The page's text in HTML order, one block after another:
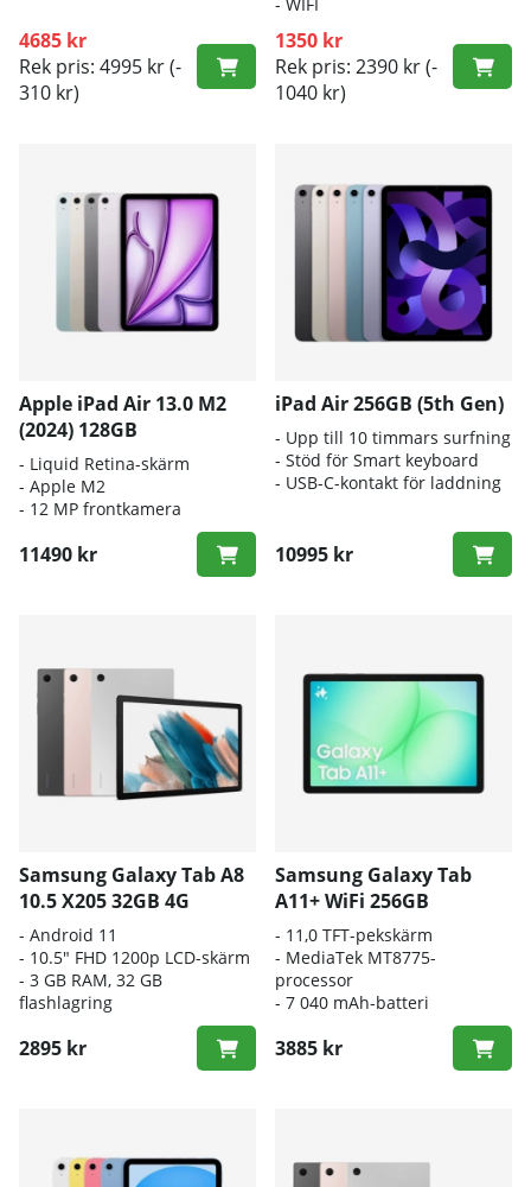
4685 kr
Rek pris: 4995 kr(-
310 kr)
1350 kr
Rek pris: 2390 kr(-
1040 kr)
Apple iPad Air 13.0 M2
(2024) 128GB
- Liquid Retina-skärm
- Apple M2
- 12 MP frontkamera
11490 kr
iPad Air 256GB (5th Gen)
- Upp till 10 timmars surfning
- Stöd för Smart keyboard
- USB-C-kontakt för laddning
10995 kr
Samsung Galaxy Tab A8
10.5 X205 32GB 4G
- Android 11
- 10.5" FHD 1200p LCD-skärm
- 3 GB RAM, 32 GB
flashlagring
2895 kr
Samsung Galaxy Tab
A11+ WiFi 256GB
- 11,0 TFT-pekskärm
- MediaTek MT8775-
processor
- 7 040 mAh-batteri
3885 kr